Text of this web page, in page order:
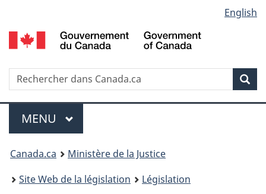
au
contenu
propos
de
la
HTML
simplifiée
selection
English
Recherche
Menu
MENU PRINCIPAL
You
are
Canada.ca
Ministère de la Justice
Site Web de la législation
Législation